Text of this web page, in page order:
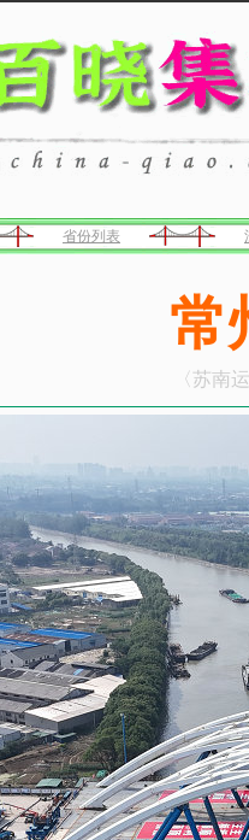
省份列表
常
〈苏南